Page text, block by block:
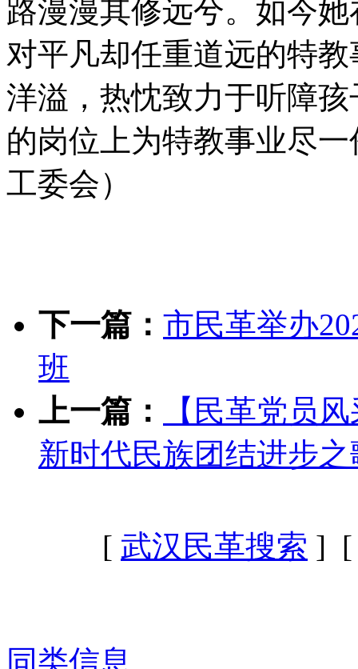
路漫漫其修远兮。如今
对平凡却任重道远的特
洋溢，热忱致力于听障
的岗位上为特教事业尽
工委会）
下一篇： 市民革举办
班
上一篇：
【民革党员
新时代民族团结进步之
[ 武汉民革搜索 ]
同类信息